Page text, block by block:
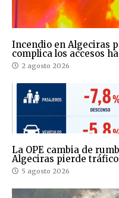
Incendio en Algeciras
complica los accesos
2 agosto 2026
La OPE cambia de
Algeciras pierde
5 agosto 2026